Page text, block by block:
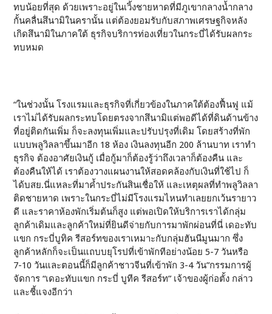
ทบน้อยที่สุด ด้วยเพราะอยู่ในเวิ้งชายหาดที่มีภูเขากลางน้ำกลาง
กั้นคลื่นสึนามิในครานั้น แต่ต้องยอมรับกับสภาพเศรษฐกิจหลัง
เกิดสึนามิในภาคใต้ ธุรกิจบริการท่องเที่ยวในกระบี่ได้รับผลกระ
ทบหมด
“ในช่วงนั้น โรงแรมและธุรกิจที่เกี่ยวข้องในภาคใต้ต้องฟื้นฟู แม้
เราไม่ได้รับผลกระทบโดยตรงจากสึนามิแต่พอดีได้ที่ดินด้านข้าง
ที่อยู่ติดกันเพิ่ม ก็จะลงทุนเพิ่มและปรับปรุงที่เดิม โดยสร้างที่พัก
แบบพลูวิลลาขึ้นมาอีก 18 ห้อง เงินลงทุนอีก 200 ล้านบาท เราทำ
ธุรกิจ ต้องอาศัยเงินกู้ เมื่อกู้มาก็ต้องรู้ว่าถึงเวลาก็ต้องคืน และ
ต้องคืนให้ได้ เราต้องวางแผนงานให้สอดคล้องกับเงินที่ใช้ไป ก็
ได้บสย.นี่แหละที่มาค้ำประกันสินเชื่อให้ และเหตุผลที่ทำพลูวิลลา
ติดชายหาด เพราะในกระบี่ไม่มีโรงแรมไหนทำเลยยกเว้นรายาว
ดี และราคาห้องพักเริ่มต้นก็สูง แต่พอเปิดให้บริการเราได้กลุ่ม
ลูกค้าเดิมและลูกค้าใหม่ที่ยินดีจ่ายกับการมาพักผ่อนที่นี่ เดอะทับ
แขก กระบี่บูทิค รีสอร์ทของเราเหมาะกับกลุ่มฮันนีมูนมาก ซึ่ง
ลูกค้าหลักก็จะเป็นแถบบยุโรปที่เข้าพักทีอย่างน้อย 5-7 วันหรือ
7-10 วันและตอนนี้ก็มีลูกค้าชาวจีนที่เข้าพัก 3-4 วัน”กรรมการผู้
จัดการ “เดอะทับแขก กระบี่ บูทีค รีสอร์ท” เจ้าของผู้ก่อตั้ง กล่าว
และชี้แจงอีกว่า